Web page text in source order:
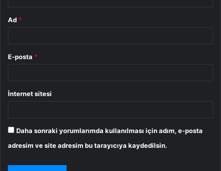
Ad *
E-posta *
İnternet sitesi
Daha sonraki yorumlarımda kullanılması için adım, e-posta
adresim ve site adresim bu tarayıcıya kaydedilsin.